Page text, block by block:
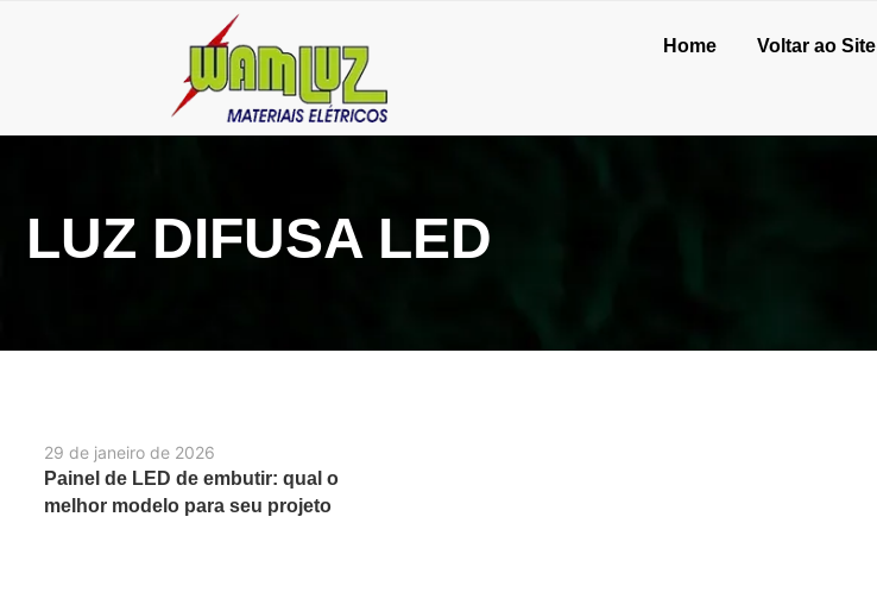
Home Voltar ao Site
LUZ DIFUSA LED
29 de janeiro de 2026
Painel de LED de embutir: qual o
melhor modelo para seu projeto